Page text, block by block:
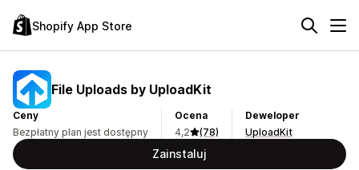
Shopify App Store
File Uploads by UploadKit
Ceny
Bezpłatny plan jest dostępny
Ocena
4,2
(78)
Deweloper
UploadKit
Zainstaluj